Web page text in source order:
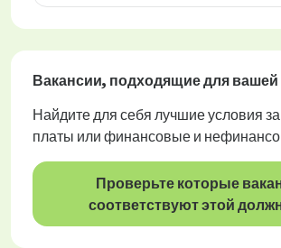
Вакансии, подходящие для
Найдите для себя лучшие условия
платы или финансовые и
Проверьте которые
соответствуют этой